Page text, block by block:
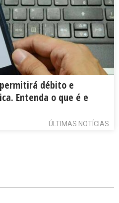
débito e
Entenda o que é e
ÚLTIMAS NOTÍCIAS